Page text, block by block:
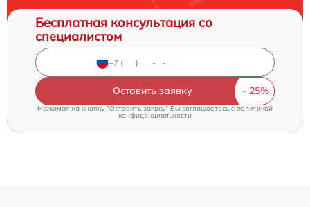
Бесплатная консультация со
специалистом
Оставить заявку
Нажимая на кнопку "Оставить заявку" Вы соглашаетесь cполитикой
конфиденциальности